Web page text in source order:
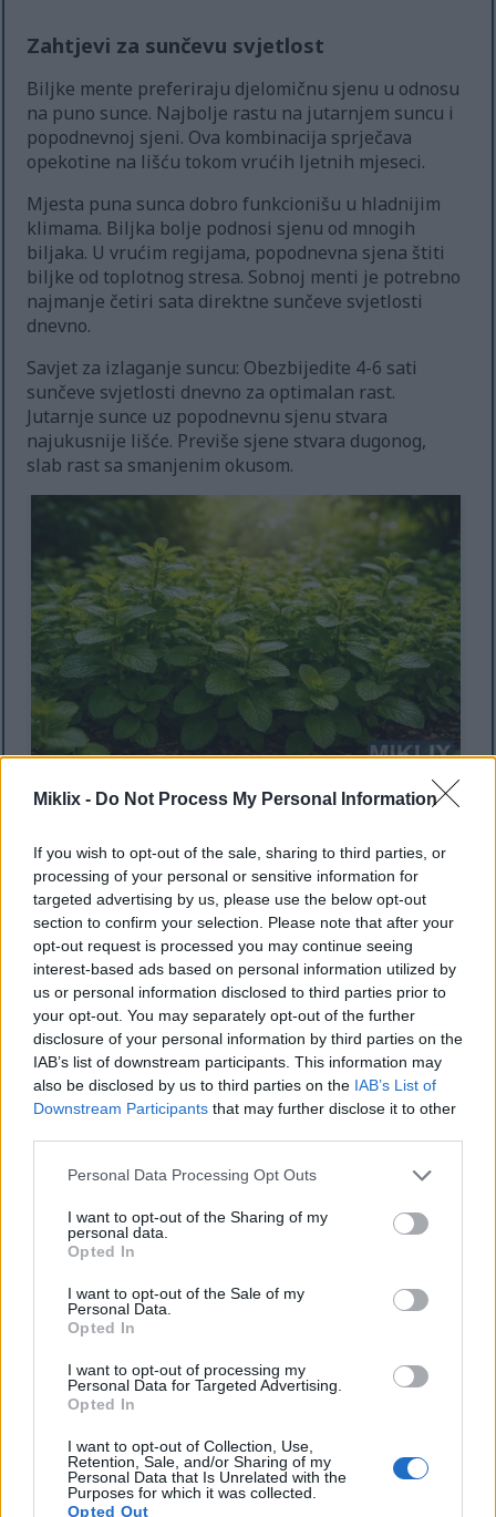
Miklix - Do Not Process My Personal Information
If you wish to opt-out of the sale, sharing to third parties, or
processing of your personal or sensitive information for
targeted advertising by us, please use the below opt-out
section to confirm your selection. Please note that after your
opt-out request is processed you may continue seeing
interest-based ads based on personal information utilized by
us or personal information disclosed to third parties prior to
your opt-out. You may separately opt-out of the further
disclosure of your personal information by third parties on the
IAB’s list of downstream participants. This information may
also be disclosed by us to third parties on the IAB’s List of
Downstream Participants that may further disclose it to other
Please note that this website/app uses one or more Google
not limited to your visit or usage behaviour. You may click to
grant or deny consent to Google and its third-party tags to
use your data for below specified purposes in below Google
consent section.
Personal Data Processing Opt Outs
I want to opt-out of the Sharing of my
personal data.
Opted In
I want to opt-out of the Sale of my
Personal Data.
Opted In
I want to opt-out of processing my
Personal Data for Targeted Advertising.
Opted In
I want to opt-out of Collection, Use,
Retention, Sale, and/or Sharing of my
Personal Data that Is Unrelated with the
Purposes for which it was collected.
Opted Out
Zahtjevi za sunčevu svjetlost
Biljke mente preferiraju djelomičnu sjenu u odnosu
na puno sunce. Najbolje rastu na jutarnjem suncu i
popodnevnoj sjeni. Ova kombinacija sprječava
opekotine na lišću tokom vrućih ljetnih mjeseci.
Mjesta puna sunca dobro funkcionišu u hladnijim
klimama. Biljka bolje podnosi sjenu od mnogih
biljaka. U vrućim regijama, popodnevna sjena štiti
biljke od toplotnog stresa. Sobnoj menti je potrebno
najmanje četiri sata direktne sunčeve svjetlosti
dnevno.
Savjet za izlaganje suncu: Obezbijedite 4-6 sati
sunčeve svjetlosti dnevno za optimalan rast.
Jutarnje sunce uz popodnevnu sjenu stvara
najukusnije lišće. Previše sjene stvara dugonog,
slab rast sa smanjenim okusom.
Bujne zelene biljke mente gusto rastu u vrtnoj gredici s
Kliknite ili dodirnite sliku za više informacija i veće
rezolucije.
Preferencije tla
Nana uspijeva u bogatom, vlažnom tlu s dobrom
drenažom. Biljka podnosi različite vrste tla, ali
najbolje raste u blago kiselim do neutralnim
uvjetima. Raspon pH vrijednosti između 6,0 i 7,0
podržava zdrav razvoj.
Tlo treba sadržavati organsku materiju poput
komposta ili starog stajskog gnojiva. Ovi dodaci
poboljšavaju drenažu, a istovremeno zadržavaju
vlagu. Teškim glinovitim tlima koristi dodatak
pijeska ili perlita. Pjeskovitim tlima je potreban
dodatni kompost za zadržavanje vode.
Dobro drenirana mješavina za sadnice u
posudama
Konstantna vlažnost bez preplavljivanja
PH nivo između 6,0-7,0
Potrebe za vodom